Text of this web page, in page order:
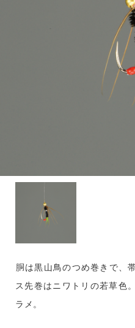
胴は黒山鳥のつめ巻きで、
ス先巻はニワトリの若草色
ラメ。